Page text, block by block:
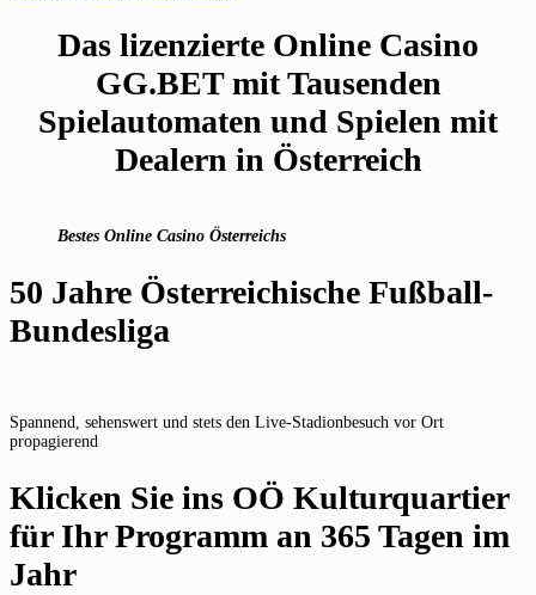
Das lizenzierte Online Casino
GG.BET mit Tausenden
Spielautomaten und Spielen mit
Dealern in Österreich
Bestes Online Casino Österreichs
50 Jahre Österreichische Fußball-
Bundesliga
Spannend, sehenswert und stets den Live-Stadionbesuch vor Ort
propagierend
Klicken Sie ins OÖ Kulturquartier
für Ihr Programm an 365 Tagen im
Jahr